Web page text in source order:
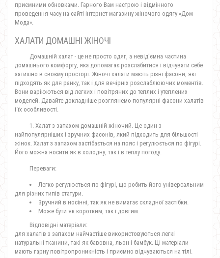
приємними обновками. Гарного Вам настрою і відмінного
проведення часу на сайті інтернет магазину жіночого одягу «Дом-
Мода».
ХАЛАТИ ДОМАШНІ ЖІНОЧІ
Домашній халат - це не просто одяг, а невід'ємна частина
домашнього комфорту, яка допомагає розслабитися і відчувати себе
затишно в своєму просторі. Жіночі халати мають різні фасони, які
підходять як для ранку, так і для вечірніх розслаблюючих моментів.
Вони варіюються від легких і повітряних до теплих і утеплених
моделей. Давайте докладніше розглянемо популярні фасони халатів
і їх особливості.
1. Халат з запахом домашній жіночий. Це один з
найпопулярніших і зручних фасонів, який підходить для більшості
жінок. Халат з запахом застібається на пояс і регулюється по фігурі.
Його можна носити як в холодну, так і в теплу погоду.
Переваги:
Легко регулюється по фігурі, що робить його універсальним
для різних типів статури.
Зручний в носінні, так як не вимагає складної застібки.
Може бути як коротким, так і довгим.
Відповідні матеріали:
для халатів з запахом найчастіше використовуються легкі
натуральні тканини, такі як бавовна, льон і бамбук. Ці матеріали
мають гарну повітропроникність і приємно відчуваються на тілі.